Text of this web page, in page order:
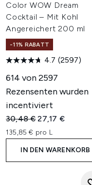
Color WOW Dream
Cocktail – Mit Kohl
Angereichert 200 ml
-11% RABATT
4.7 (2597)
614 von 2597
Rezensenten wurden
incentiviert
Unverbindliche
30,48 €Aktueller Preis:
27,17 €
135,85 € pro L
IN DEN WARENKORB